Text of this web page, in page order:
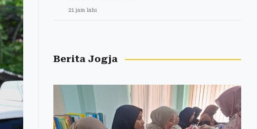
21 jam lalu
Berita Jogja